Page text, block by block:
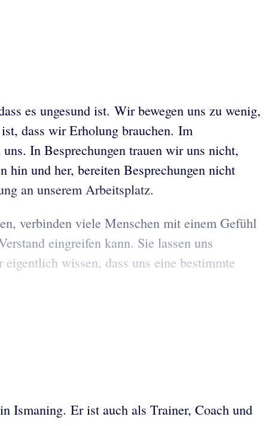
es ungesund ist. Wir bewegen uns zu wenig,
dass wir Erholung brauchen. Im
In Besprechungen trauen wir uns nicht,
hin und her, bereiten Besprechungen nicht
an unserem Arbeitsplatz.
verbinden viele Menschen mit einem Gefühl
eingreifen kann. Sie lassen uns
wissen, dass uns eine bestimmte
Ismaning. Er ist auch als Trainer, Coach und